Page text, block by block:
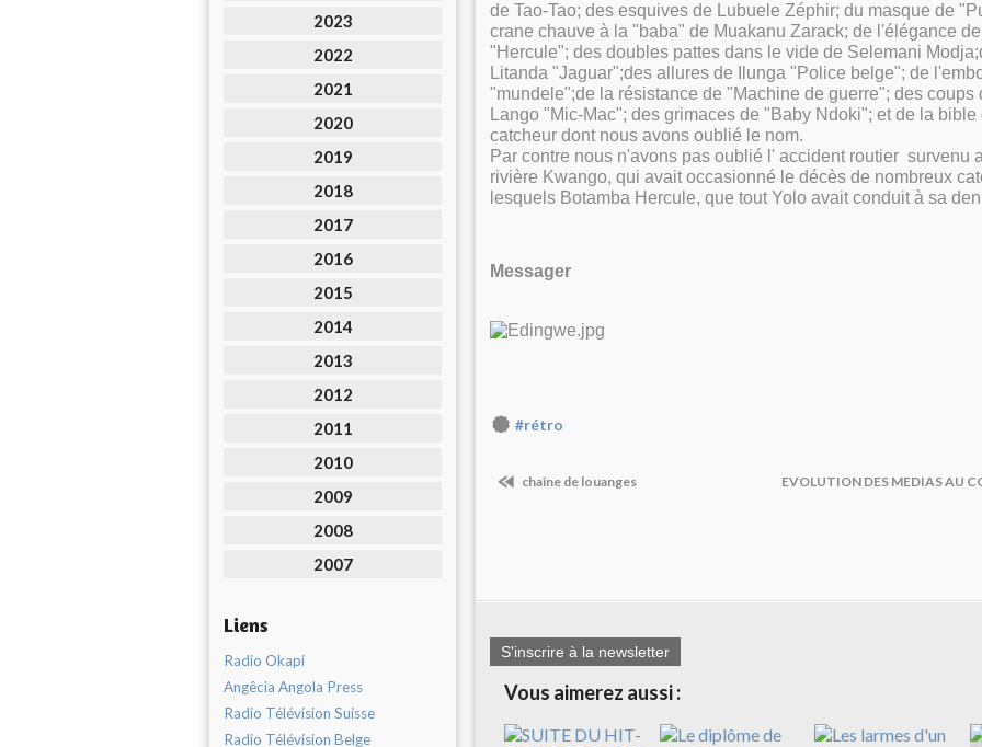
2023
2022
2021
2020
2019
2018
2017
2016
2015
2014
2013
2012
2011
2010
2009
2008
2007
Liens
Radio Okapi
Angêcia Angola Press
Radio Télévision Suisse
Radio Télévision Belge
de Tao-Tao; des esquives de Lubuele Zéphir; du masque de
crane chauve à la "baba" de Muakanu Zarack; de l'élégance
"Hercule"; des doubles pattes dans le vide de Selemani
Litanda "Jaguar";des allures de Ilunga "Police belge"; de
"mundele";de la résistance de "Machine de guerre"; des coups
Lango "Mic-Mac"; des grimaces de "Baby Ndoki"; et de la bible
catcheur dont nous avons oublié le nom.
Par contre nous n'avons pas oublié l' accident routier survenu
rivière Kwango, qui avait occasionné le décès de nombreux
lesquels Botamba Hercule, que tout Yolo avait conduit à sa
Messager
#rétro
chaîne de louanges EVOLUTION DES MEDIAS AU
S'inscrire à la newsletter
Vous aimerez aussi :